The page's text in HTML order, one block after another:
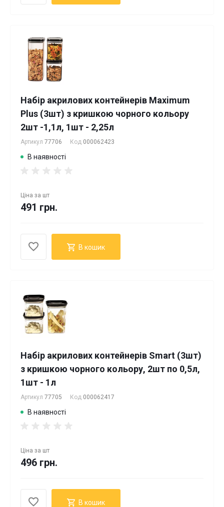
Набір акрилових контейнерів Maximum
Plus (3шт) з кришкою чорного кольору
2шт -1,1л, 1шт - 2,25л
Артикул 77706 Код 000062423
В наявності
Ціна за шт
491 грн.
В кошик
Набір акрилових контейнерів Smart (3шт)
з кришкою чорного кольору, 2шт по 0,5л,
1шт - 1л
Артикул 77705 Код 000062417
В наявності
Ціна за шт
496 грн.
В кошик